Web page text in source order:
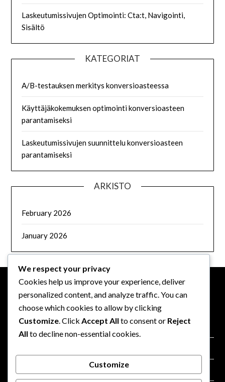
Laskeutumissivujen Optimointi: Cta:t, Navigointi,
Sisältö
KATEGORIAT
A/B-testauksen merkitys konversioasteessa
Käyttäjäkokemuksen optimointi konversioasteen
parantamiseksi
Laskeutumissivujen suunnittelu konversioasteen
parantamiseksi
ARKISTO
February 2026
January 2026
OIKEUDELLINEN
Tietosuojakäytäntö
We respect your privacy
Cookies help us improve your experience, deliver
personalized content, and analyze traffic. You can
choose which cookies to allow by clicking
Customize . Click Accept All to consent or Reject
All to decline non-essential cookies.
Customize